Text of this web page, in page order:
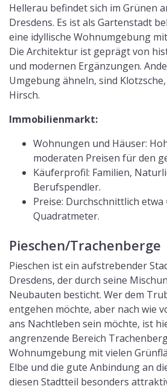
Hellerau befindet sich im Grünen
Dresdens. Es ist als Gartenstadt
eine idyllische Wohnumgebung
Die Architektur ist geprägt von
und modernen Ergänzungen.
Umgebung ähneln, sind
Hirsch.
Immobilienmarkt:
Wohnungen und Häuser:
moderaten Preisen für den
Käuferprofil: Familien,
Berufspendler.
Preise: Durchschnittlich etwa
Quadratmeter.
Pieschen/Trachenberge
Pieschen ist ein aufstrebender
Dresdens, der durch seine
Neubauten besticht. Wer dem
entgehen möchte, aber nach wie
ans Nachtleben sein möchte, ist
angrenzende Bereich
Wohnumgebung mit vielen
Elbe und die gute Anbindung an
diesen Stadtteil besonders